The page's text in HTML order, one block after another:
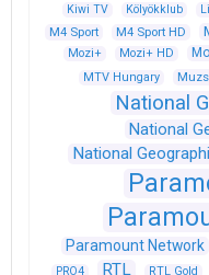
Kiwi TV
Kölyökklub
M4 Sport M4 Sport HD
Mozi+ Mozi+ HD
MTV Hungary
National
National
National
Paramount Network
PRO4 RTL RTL Gold